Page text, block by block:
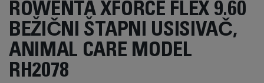
ROWENTA XFORCE FLEX 9.60
BEŽIČNI ŠTAPNI USISIVAČ,
ANIMAL CARE MODEL
RH2078